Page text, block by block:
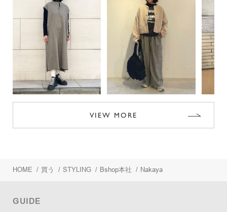
VIEW MORE
HOME / 買う / STYLING / Bshop本社 / Nakaya
GUIDE